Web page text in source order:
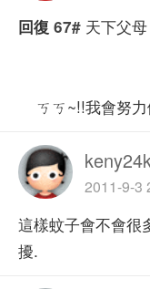
回復 67# 天下父母
ㄎㄎ~!!我會努
2011-9-3
這樣蚊子會不會很
擾.